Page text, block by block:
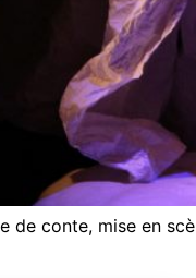
de conte, mise en